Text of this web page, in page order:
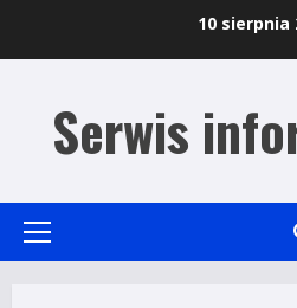
10 sierpnia
Serwis
Primary